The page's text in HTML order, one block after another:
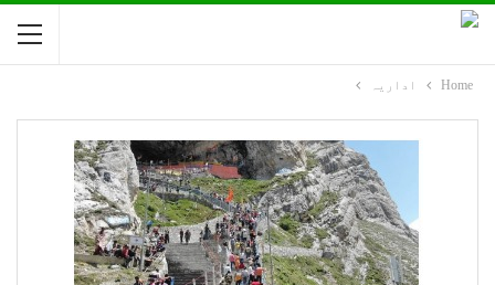
Home اداریہ